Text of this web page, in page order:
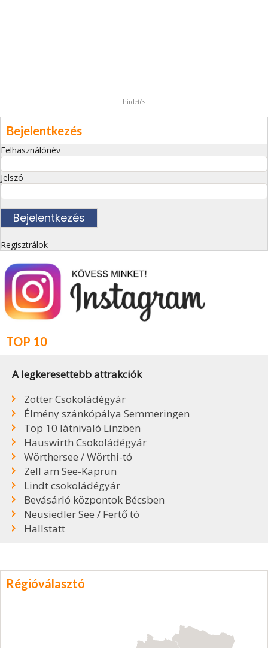
hirdetés
Bejelentkezés
Felhasználónév
Jelszó
Regisztrálok
TOP 10
A legkeresettebb attrakciók
Zotter Csokoládégyár
Élmény szánkópálya Semmeringen
Top 10 látnivaló Linzben
Hauswirth Csokoládégyár
Wörthersee / Wörthi-tó
Zell am See-Kaprun
Lindt csokoládégyár
Bevásárló központok Bécsben
Neusiedler See / Fertő tó
Hallstatt
Régióválasztó